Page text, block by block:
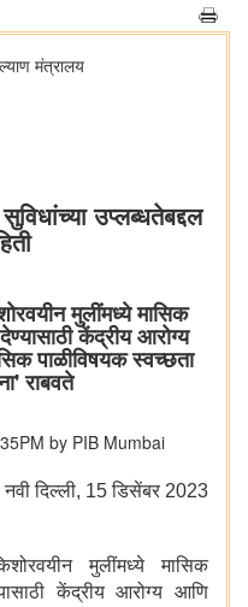
मंत्रालय
उप्लब्धतेबद्दल
मुलींमध्ये मासिक
केंद्रीय आरोग्य
पाळीविषयक स्वच्छता
राबवते
by PIB Mumbai
नवी दिल्‍ली, 15 डिसेंबर 2023
मुलींमध्ये मासिक
केंद्रीय आरोग्य आणि